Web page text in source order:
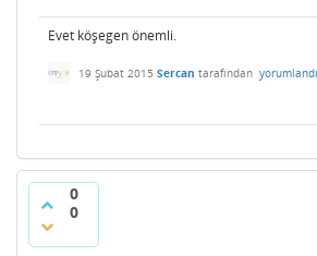
Evet köşegen önemli.
19 Şubat 2015 Sercan tarafından yorumlandı
0
0